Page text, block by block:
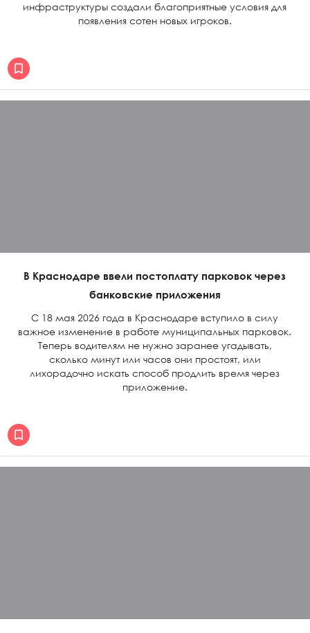
инфраструктуры создали благоприятные условия для
появления сотен новых игроков.
В Краснодаре ввели постоплату парковок через
банковские приложения
С 18 мая 2026 года в Краснодаре вступило в силу
важное изменение в работе муниципальных парковок.
Теперь водителям не нужно заранее угадывать,
сколько минут или часов они простоят, или
лихорадочно искать способ продлить время через
приложение.